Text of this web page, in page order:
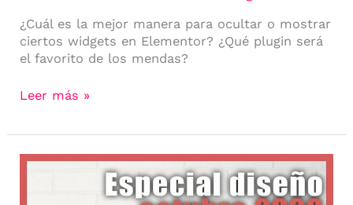
¿Cuál es la mejor manera para ocultar o mostrar
ciertos widgets en Elementor? ¿Qué plugin será
el favorito de los mendas?
Leer más »
Especial